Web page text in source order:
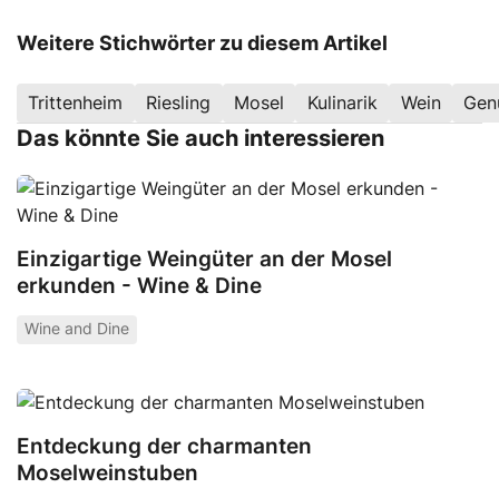
Weitere Stichwörter zu diesem Artikel
Trittenheim Riesling Mosel Kulinarik Wein
Das könnte Sie auch interessieren
Einzigartige Weingüter an der Mosel
erkunden - Wine & Dine
Wine and Dine
Entdeckung der charmanten
Moselweinstuben